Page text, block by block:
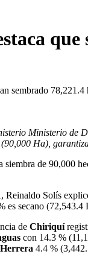
que
sembrado 78,221.4
Ministerio de
Ha),
siembra de 90,000
Solís
secano
de Chiriquí
con 14.3 %
Herrera 4.4 %